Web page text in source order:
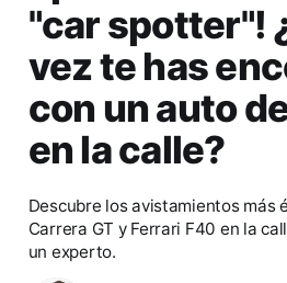
"car spotter"!
vez te has
con un auto
en la calle?
Descubre los avistamientos más
Carrera GT y Ferrari F40 en la
un experto.